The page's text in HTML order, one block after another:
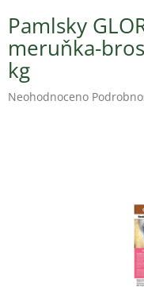
Pamlsky
meruňka-
kg
Průměrné
Neohodnoceno